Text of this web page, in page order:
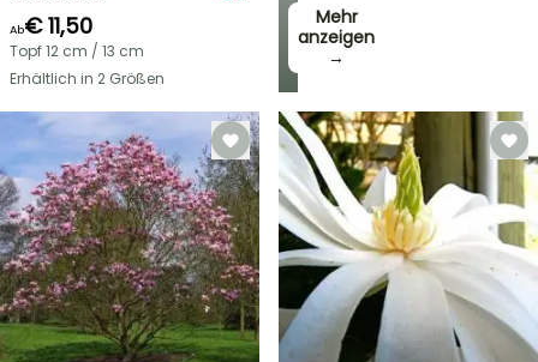
Mehr
anzeigen
→
Ab€ 11,50
Topf 12 cm / 13 cm
Erhältlich in 2 Größen